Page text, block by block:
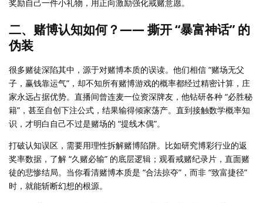
奖励自己一件小礼物，用正向激励强化戒赌意愿。
二、赌博认知如何？—— 撕开 “暴富神话” 的
伪装
很多赌徒深陷其中，源于对赌博本质的误读。他们相信 “赌场无父
子，赢钱靠运气”，却不知所有赌博游戏的概率都经过精密计算，庄
家永远占据优势。直播间曾连麦一位资深牌友，他钻研各种 “必胜秘
籍”，甚至自创下注公式，结果输得倾家荡产。直到接触数学概率知
识，才明白自己不过是赌场的 “提线木偶”。
打破认知误区，需要用理性拆解赌博陷阱。比如研究博彩行业的返
奖率数据，了解 “久赌必输” 的底层逻辑；观看戒赌纪录片，直面赌
徒的悲惨结局。当你看清赌博本质是 “合法掠夺”，而非 “致富捷径”
时，就能斩断幻想的根源。